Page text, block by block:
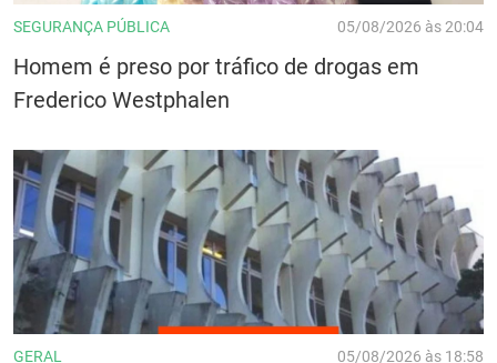
SEGURANÇA PÚBLICA 05/08/2026 às 20:04
Homem é preso por tráfico de drogas em
Frederico Westphalen
GERAL 05/08/2026 às 18:58